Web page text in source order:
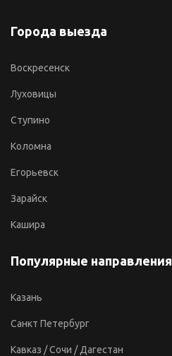
Города выезда
Воскресенск
Луховицы
Ступино
Коломна
Егорьевск
Зарайск
Кашира
Популярные направления
Казань
Санкт Петербург
Кавказ / Сочи / Дагестан